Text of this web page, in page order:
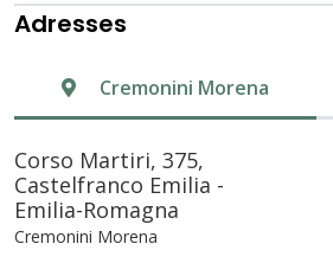
Adresses
Cremonini Morena
Corso Martiri, 375,
Castelfranco Emilia -
Emilia-Romagna
Cremonini Morena